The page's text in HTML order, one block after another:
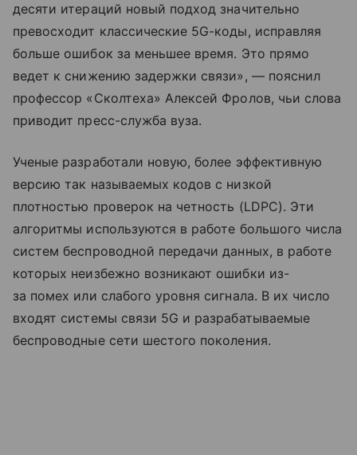
десяти итераций новый подход значительно
превосходит классические 5G-коды, исправляя
больше ошибок за меньшее время. Это прямо
ведет к снижению задержки связи», — пояснил
профессор «Сколтеха» Алексей Фролов, чьи слова
приводит пресс-служба вуза.
Ученые разработали новую, более эффективную
версию так называемых кодов с низкой
плотностью проверок на четность (LDPC). Эти
алгоритмы используются в работе большого числа
систем беспроводной передачи данных, в работе
которых неизбежно возникают ошибки из-
за помех или слабого уровня сигнала. В их число
входят системы связи 5G и разрабатываемые
беспроводные сети шестого поколения.